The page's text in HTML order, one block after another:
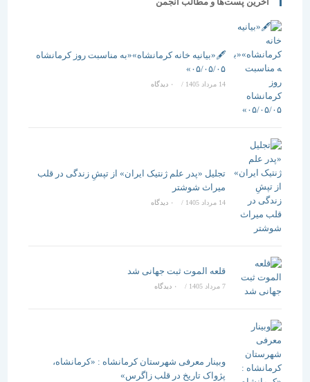
🖋️«بیانیه خانه کرمانشاه»«به مناسبت روز کرمانشاه
۰۵/۰۵/۰۵»
/ ۰ دیدگاه
تجلیل «پدر علم ژنتیک ایران» از تپشِ زندگی در قلب
میراث شوشتر
14 مرداد 1405 / ۰ دیدگاه
قلعه الموت ثبت جهانی شد
/ ۰ دیدگاه
وبینار معرفی شهرستان کرمانشاه : «کرمانشاه،
پژواک تاریخ در قلب زاگرس»